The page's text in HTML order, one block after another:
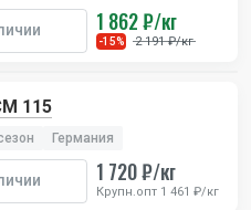
1 862 ₽/кг
-15% 2 191 ₽/кг
115
Германия
1 720 ₽/кг
Крупн.опт 1 461 ₽/кг